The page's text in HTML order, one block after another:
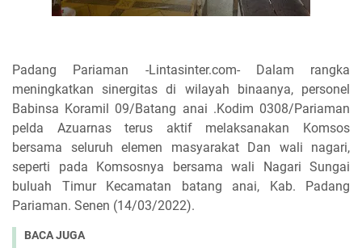
Padang Pariaman -Lintasinter.com- Dalam rangka
meningkatkan sinergitas di wilayah binaanya, personel
Babinsa Koramil 09/Batang anai .Kodim 0308/Pariaman
pelda Azuarnas terus aktif melaksanakan Komsos
bersama seluruh elemen masyarakat Dan wali nagari,
seperti pada Komsosnya bersama wali Nagari Sungai
buluah Timur Kecamatan batang anai, Kab. Padang
Pariaman. Senen (14/03/2022).
BACA JUGA